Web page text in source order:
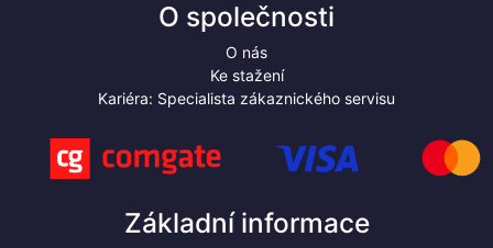
O společnosti
O nás
Ke stažení
Kariéra: Specialista zákaznického servisu
Základní informace